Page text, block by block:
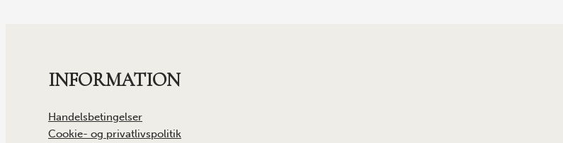
INFORMATION
Handelsbetingelser
Cookie- og privatlivspolitik